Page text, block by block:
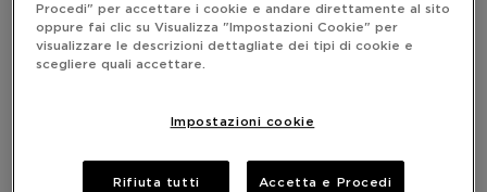
Procedi" per accettare i cookie e andare direttamente al sito
oppure fai clic su Visualizza "Impostazioni Cookie" per
visualizzare le descrizioni dettagliate dei tipi di cookie e
scegliere quali accettare.
Impostazioni cookie
Rifiuta tutti Accetta e Procedi